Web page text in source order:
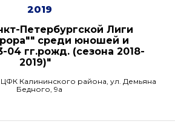
2019
Петербургской Лиги
среди юношей и
04 гг.рожд. (сезона 2018-
2019)"
Калининского района, ул. Демьяна
Бедного, 9а